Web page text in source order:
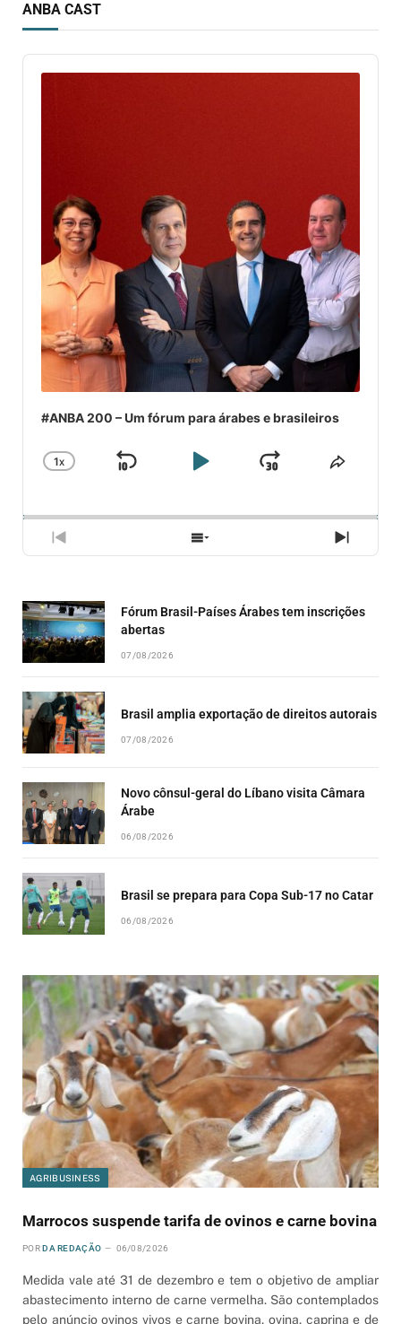
ANBA CAST
Audio
Player
#ANBA 200 – Um fórum para árabes e brasileiros
CHANGE
1X
SKIP
PLAYJUMP
PREVIOUS
EPISODE
SHOW
EPISODES
NEXT
Fórum Brasil-Países Árabes tem inscrições
abertas
07/08/2026
Brasil amplia exportação de direitos autorais
07/08/2026
Novo cônsul-geral do Líbano visita Câmara
Árabe
06/08/2026
Brasil se prepara para Copa Sub-17 no Catar
06/08/2026
AGRIBUSINESS
Marrocos suspende tarifa de ovinos e carne bovina
POR DA REDAÇÃO 06/08/2026
Medida vale até 31 de dezembro e tem o objetivo de ampliar
abastecimento interno de carne vermelha. São contemplados
pelo anúncio ovinos vivos e carne bovina, ovina, caprina e de